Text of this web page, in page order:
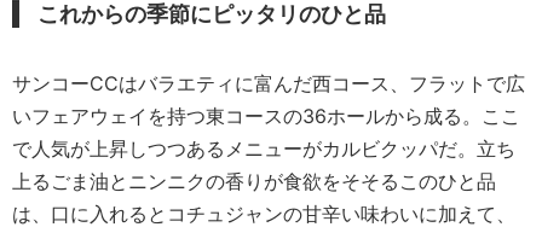
これからの季節にピッタリのひと品
サンコーCCはバラエティに富んだ西コース、フラットで広
いフェアウェイを持つ東コースの36ホールから成る。ここ
で人気が上昇しつつあるメニューがカルビクッパだ。立ち
上るごま油とニンニクの香りが食欲をそそるこのひと品
は、口に入れるとコチュジャンの甘辛い味わいに加えて、